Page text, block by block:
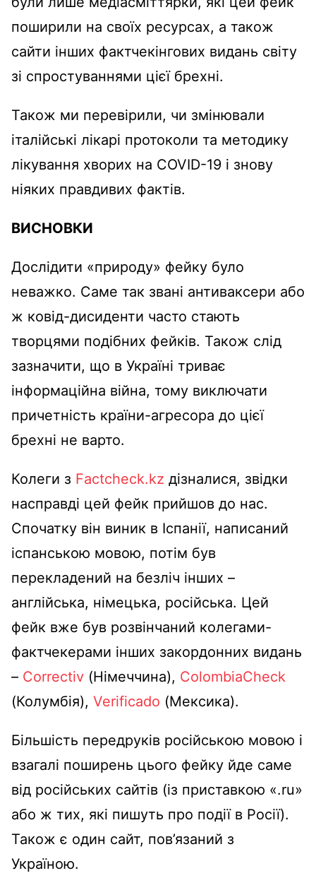
поширили на своїх ресурсах, а також
сайти інших фактчекінгових видань світу
зі спростуваннями цієї брехні.
Також ми перевірили, чи змінювали
італійські лікарі протоколи та методику
лікування хворих на COVID-19 і знову
ніяких правдивих фактів.
ВИСНОВКИ
Дослідити «природу» фейку було
неважко. Саме так звані антиваксери або
ж ковід-дисиденти часто стають
творцями подібних фейків. Також слід
зазначити, що в Україні триває
інформаційна війна, тому виключати
причетність країни-агресора до цієї
брехні не варто.
Колеги з Factcheck.kz дізналися, звідки
насправді цей фейк прийшов до нас.
Спочатку він виник в Іспанії, написаний
іспанською мовою, потім був
перекладений на безліч інших –
англійська, німецька, російська. Цей
фейк вже був розвінчаний колегами-
фактчекерами інших закордонних видань
– Correctiv (Німеччина), ColombiaCheck
(Колумбія), Verificado (Мексика).
Більшість передруків російською мовою і
взагалі поширень цього фейку йде саме
від російських сайтів (із приставкою «.ru»
або ж тих, які пишуть про події в Росії).
Також є один сайт, пов’язаний з
Україною.